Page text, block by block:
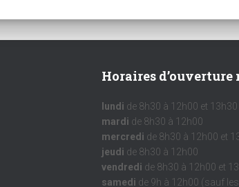
Horaires d’ouverture
lundi de 8h30 à 12h00 et
mardi de 8h30 à 12h00
mercredi de 8h30 à 12h00 et
jeudi de 8h30 à 12h00
vendredi de 8h30 à 12h00 et
samedi de 9h à 12h00 (sauf